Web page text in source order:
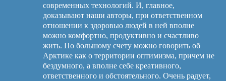
современных технологий. И, главное,
доказывают наши авторы, при ответственном
отношении к здоровью людей в ней вполне
можно комфортно, продуктивно и счастливо
жить. По большому счету можно говорить об
Арктике как о территории оптимизма, причем не
бездумного, а вполне себе креативного,
ответственного и обстоятельного. Очень радует,